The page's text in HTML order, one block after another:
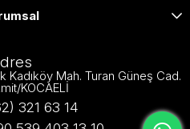
Kadıköy Mah. Turan Güneş Cad.
KOCAELİ
321 63 14